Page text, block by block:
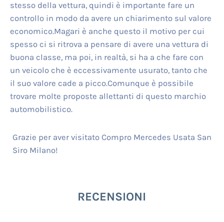
stesso della vettura, quindi è importante fare un
controllo in modo da avere un chiarimento sul valore
economico.Magari è anche questo il motivo per cui
spesso ci si ritrova a pensare di avere una vettura di
buona classe, ma poi, in realtà, si ha a che fare con
un veicolo che è eccessivamente usurato, tanto che
il suo valore cade a picco.Comunque è possibile
trovare molte proposte allettanti di questo marchio
automobilistico.
Grazie per aver visitato Compro Mercedes Usata San
Siro Milano!
RECENSIONI